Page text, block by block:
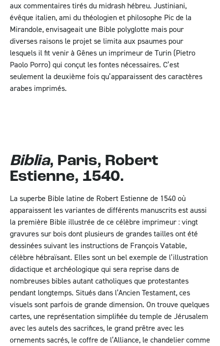
aux commentaires tirés du midrash hébreu. Justiniani,
évêque italien, ami du théologien et philosophe Pic de la
Mirandole, envisageait une Bible polyglotte mais pour
diverses raisons le projet se limita aux psaumes pour
lesquels il fit venir à Gênes un imprimeur de Turin (Pietro
Paolo Porro) qui conçut les fontes nécessaires. C’est
seulement la deuxième fois qu’apparaissent des caractères
arabes imprimés.
Biblia, Paris, Robert
Estienne, 1540.
La superbe Bible latine de Robert Estienne de 1540 où
apparaissent les variantes de différents manuscrits est aussi
la première Bible illustrée de ce célèbre imprimeur : vingt
gravures sur bois dont plusieurs de grandes tailles ont été
dessinées suivant les instructions de François Vatable,
célèbre hébraïsant. Elles sont un bel exemple de l’illustration
didactique et archéologique qui sera reprise dans de
nombreuses bibles autant catholiques que protestantes
pendant longtemps. Situés dans l’Ancien Testament, ces
visuels sont parfois de grande dimension. On trouve quelques
cartes, une représentation simplifiée du temple de Jérusalem
avec les autels des sacrifices, le grand prêtre avec les
ornements sacrés, le coffre de l’Alliance, le chandelier comme